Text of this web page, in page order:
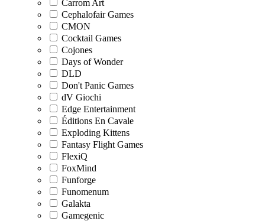
Carrom Art
Cephalofair Games
CMON
Cocktail Games
Cojones
Days of Wonder
DLD
Don't Panic Games
dV Giochi
Edge Entertainment
Éditions En Cavale
Exploding Kittens
Fantasy Flight Games
FlexiQ
FoxMind
Funforge
Funomenum
Galakta
Gamegenic